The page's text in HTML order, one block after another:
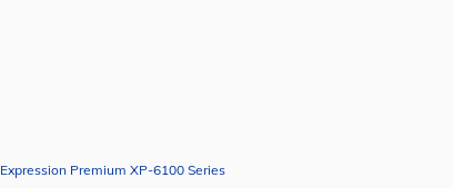
Expression Premium XP-6100 Series